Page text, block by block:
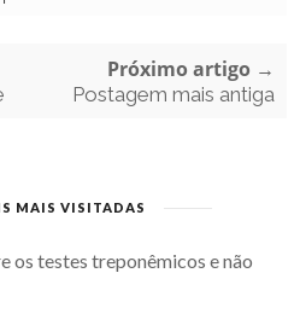
Próximo artigo →
Postagem mais antiga
MAIS VISITADAS
os testes treponêmicos e não